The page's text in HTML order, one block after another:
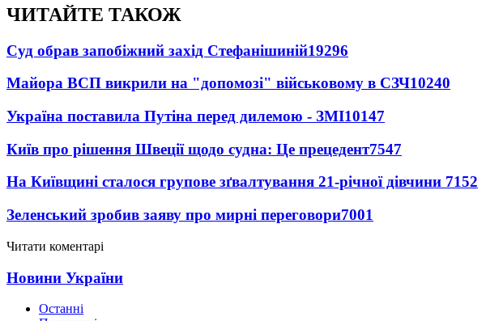
ЧИТАЙТЕ ТАКОЖ
Суд обрав запобіжний захід Стефанішиній19296
Майора ВСП викрили на "допомозі" військовому в СЗЧ10240
Україна поставила Путіна перед дилемою - ЗМІ10147
Київ про рішення Швеції щодо судна: Це прецедент7547
На Київщині сталося групове зґвалтування 21-річної дівчини 7152
Зеленський зробив заяву про мирні переговори7001
Читати коментарі
Новини України
Останні